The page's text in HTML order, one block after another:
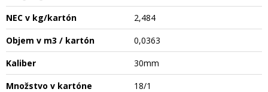
NEC v kg/kartón
2,484
Objem v m3 / kartón
0,0363
Kaliber
30mm
Množstvo v kartóne
18/1